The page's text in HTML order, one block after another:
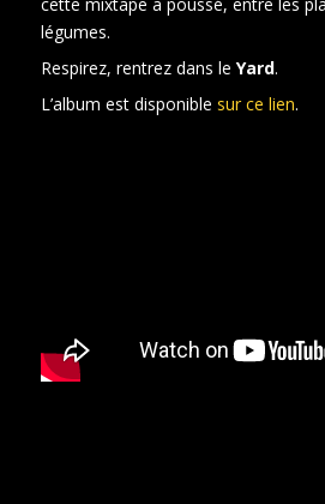
légumes.
Respirez, rentrez dans leYard.
L’album est disponiblesur ce lien.